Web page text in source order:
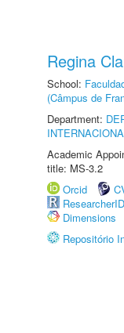
Regina
School:
(Câmpus de
Department:
Academic
title: MS-3.2
Orcid
ResearcherID
Dimensions
Repositório